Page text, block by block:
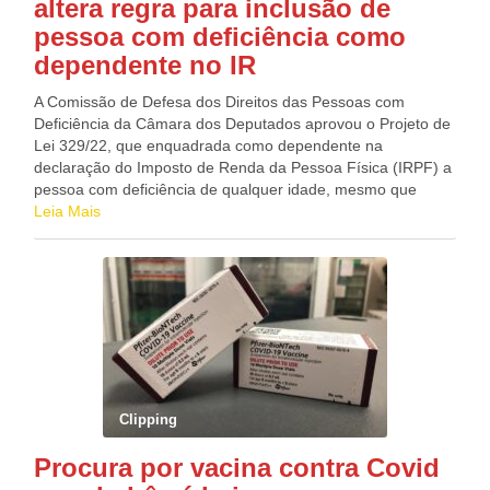
altera regra para inclusão de
pessoa com deficiência como
dependente no IR
A Comissão de Defesa dos Direitos das Pessoas com
Deficiência da Câmara dos Deputados aprovou o Projeto de
Lei 329/22, que enquadrada como dependente na
declaração do Imposto de Renda da Pessoa Física (IRPF) a
pessoa com deficiência de qualquer idade, mesmo que
capacitada para o trabalho. O relator, deputado Dr.
projeto de lei converge fortemente com o interesse público,
tendo em vista dar tratamento isonômico entre pessoas com
deficiência, estejam elas capacitadas ou não para o
trabalho”, afirmou o parlamentar. O texto aprovado, de
autoria do deputado Helio Lopes (PL-RJ), altera a Lei
9.250/95, que trata do IRPF, para adequá-la a decisões
recentes do Supremo Tribunal Federal (STF). O
enquadramento como dependente será possível desde que
a remuneração da pessoa com deficiência não exceda as
Inconstitucionalidade (ADI) 5.583, a Ordem dos Advogados
Leia Mais
Clipping
Procura por vacina contra Covid